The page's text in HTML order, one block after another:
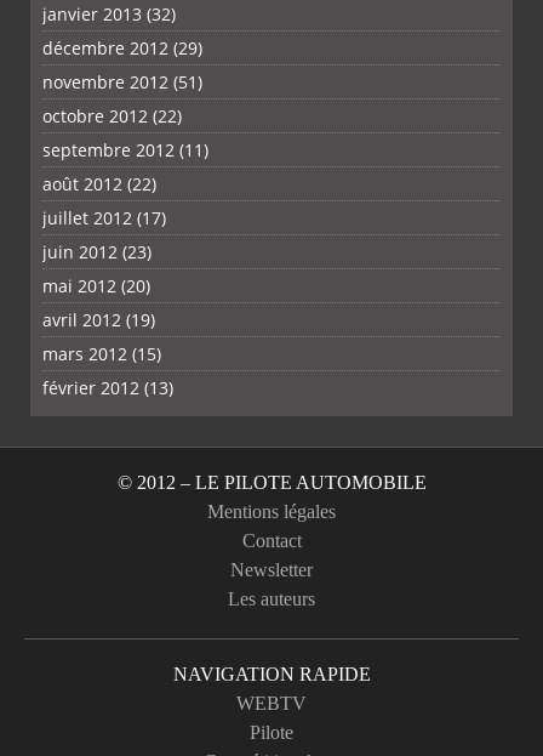
janvier 2013 (32)
décembre 2012 (29)
novembre 2012 (51)
octobre 2012 (22)
septembre 2012 (11)
août 2012 (22)
juillet 2012 (17)
juin 2012 (23)
mai 2012 (20)
avril 2012 (19)
mars 2012 (15)
février 2012 (13)
© 2012 – LE PILOTE AUTOMOBILE
Mentions légales
Contact
Newsletter
Les auteurs
NAVIGATION RAPIDE
WEBTV
Pilote